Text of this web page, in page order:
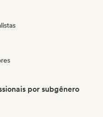
por subgênero